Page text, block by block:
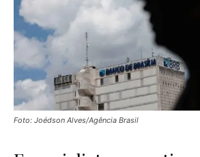
Foto: Joédson Alves/Agência Brasil